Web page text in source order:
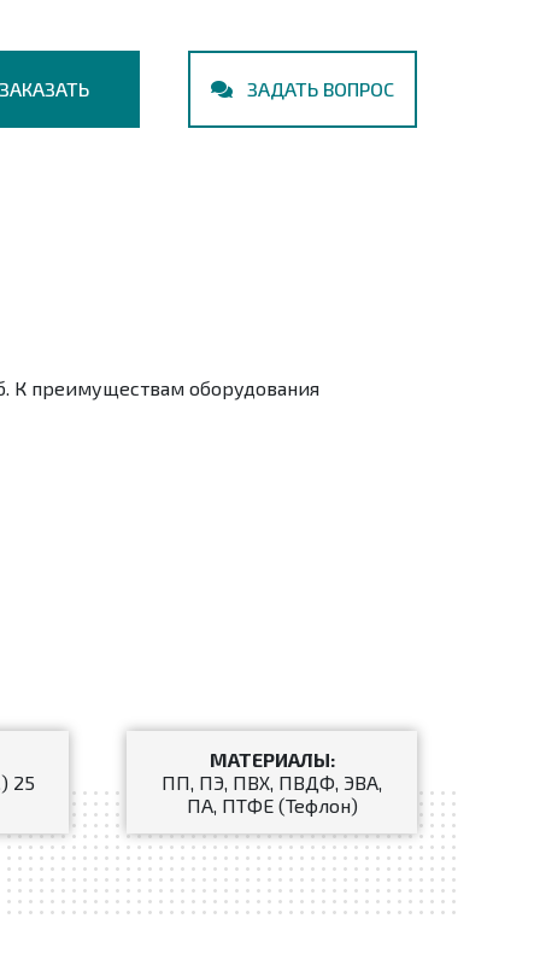
ЗАКАЗАТЬ ЗАДАТЬ ВОПРОС
К преимуществам оборудования
25
МАТЕРИАЛЫ:
ПП, ПЭ, ПВХ, ПВДФ, ЭВА,
ПА, ПТФЕ (Тефлон)